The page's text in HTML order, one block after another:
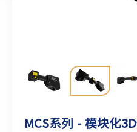
MCS系列 - 模块化